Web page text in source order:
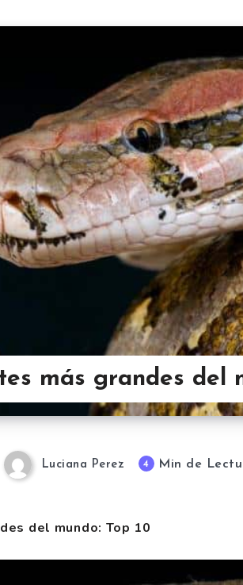
más grandes del
Luciana Perez 4 Min de
del mundo: Top 10